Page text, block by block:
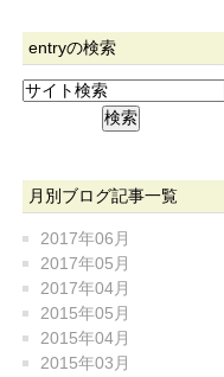
entryの検索
月別ブログ記事一覧
2017年06月
2017年05月
2017年04月
2015年05月
2015年04月
2015年03月